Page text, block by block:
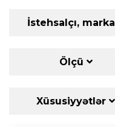
İstehsalçı, marka
Ölçü
Xüsusiyyətlər